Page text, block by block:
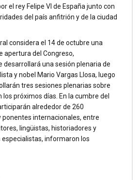
el rey Felipe VI de España junto con
del país anfitrión y de la ciudad
considera el 14 de octubre una
apertura del Congreso,
desarrollará una sesión plenaria de
y nobel Mario Vargas Llosa, luego
tres sesiones plenarias sobre
próximos días. En la cumbre del
alrededor de 260
internacionales, entre
lingüistas, historiadores y
informaron los